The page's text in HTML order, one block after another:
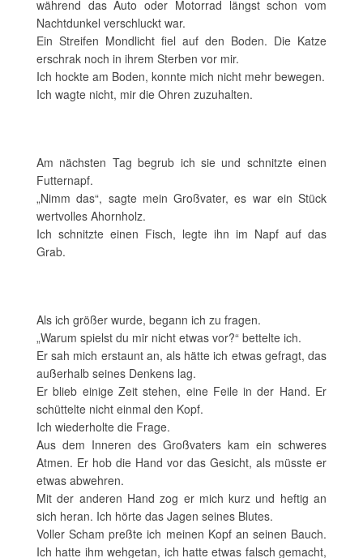
während das Auto oder Motorrad längst schon vom
Nachtdunkel verschluckt war.
Ein Streifen Mondlicht fiel auf den Boden. Die Katze
erschrak noch in ihrem Sterben vor mir.
Ich hockte am Boden, konnte mich nicht mehr bewegen.
Ich wagte nicht, mir die Ohren zuzuhalten.
Am nächsten Tag begrub ich sie und schnitzte einen
Futternapf.
„Nimm das“, sagte mein Großvater, es war ein Stück
wertvolles Ahornholz.
Ich schnitzte einen Fisch, legte ihn im Napf auf das
Grab.
Als ich größer wurde, begann ich zu fragen.
„Warum spielst du mir nicht etwas vor?“ bettelte ich.
Er sah mich erstaunt an, als hätte ich etwas gefragt, das
außerhalb seines Denkens lag.
Er blieb einige Zeit stehen, eine Feile in der Hand. Er
schüttelte nicht einmal den Kopf.
Ich wiederholte die Frage.
Aus dem Inneren des Großvaters kam ein schweres
Atmen. Er hob die Hand vor das Gesicht, als müsste er
etwas abwehren.
Mit der anderen Hand zog er mich kurz und heftig an
sich heran. Ich hörte das Jagen seines Blutes.
Voller Scham preßte ich meinen Kopf an seinen Bauch.
Ich hatte ihm wehgetan, ich hatte etwas falsch gemacht,